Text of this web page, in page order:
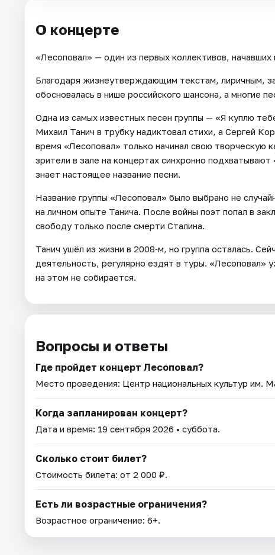
О концерте
«Лесоповал» — один из первых коллективов, начавших
Благодаря жизнеутверждающим текстам, лиричным,
обосновалась в нише российского шансона, а многие
Одна из самых известных песен группы — «Я куплю
Михаил Танич в трубку надиктовал стихи, а Сергей
время «Лесоповал» только начинал свою творческую
зрители в зале на концертах синхронно
знает настоящее название песни.
Название группы «Лесоповал» было выбрано не
на личном опыте Танича. После войны поэт попал в
свободу только после смерти Сталина.
Танич ушёл из жизни в 2008‑м, но группа осталась.
деятельность, регулярно ездят в туры. «Лесоповал»
на этом не собирается.
Вопросы и ответы
Где пройдет концерт Лесоповал?
Место проведения: Центр национальных культур им.
Когда запланирован концерт?
Дата и время: 19 сентября 2026 • суббота.
Сколько стоит билет?
Стоимость билета: от 2 000 ₽.
Есть ли возрастные ограничения?
Возрастное ограничение: 6+.